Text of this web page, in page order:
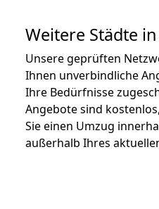
Weitere Städte
Unsere geprüften
Ihnen unverbindliche
Ihre Bedürfnisse
Angebote sind
Sie einen Umzug
außerhalb Ihres